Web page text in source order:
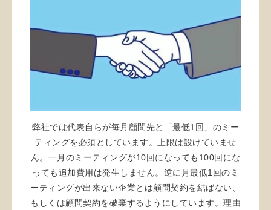
弊社では代表自らが毎月顧問先と「最低1回」のミー
ティングを必須としています。上限は設けていませ
ん。一月のミーティングが10回になっても100回にな
っても追加費用は発生しません。逆に月最低1回のミ
ーティングが出来ない企業とは顧問契約を結ばない、
もしくは顧問契約を破棄するようにしています。理由